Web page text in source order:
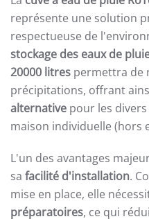
représente une solution
respectueuse de
stockage des eaux de
20000 litres permettra de
précipitations, offrant
alternative pour les
maison individuelle (hors
L'un des avantages
sa facilité d'installation.
mise en place, elle
préparatoires, ce qui